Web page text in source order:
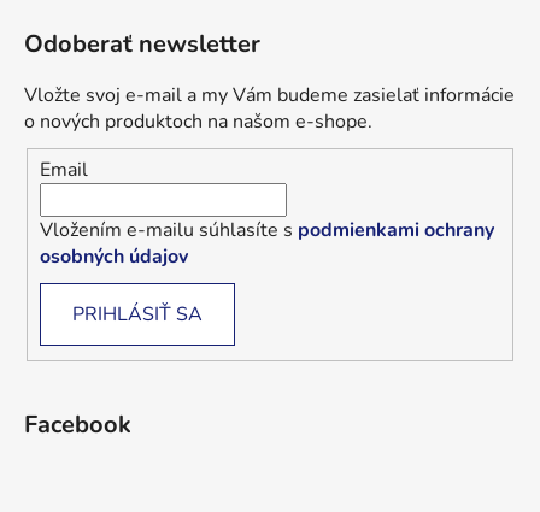
Odoberať newsletter
Vložte svoj e-mail a my Vám budeme zasielať informácie
o nových produktoch na našom e-shope.
Email
Vložením e-mailu súhlasíte s podmienkami ochrany
osobných údajov
PRIHLÁSIŤ SA
Facebook